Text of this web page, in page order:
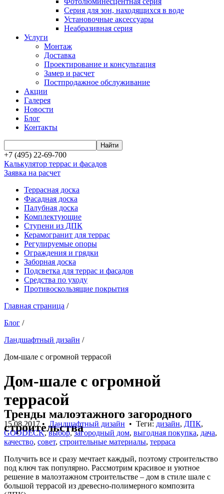
Серия для зон, находящихся в воде
Установочные аксессуары
Неабразивная серия
Услуги
Монтаж
Доставка
Проектирование и консультация
Замер и расчет
Постпродажное обслуживание
Акции
Галерея
Новости
Блог
Контакты
+7 (495) 22-69-700
Калькулятор террас и фасадов
Заявка на расчет
Террасная доска
Фасадная доска
Палубная доска
Комплектующие
Ступени из ДПК
Керамогранит для террас
Регулируемые опоры
Ограждения и грядки
Заборная доска
Подсветка для террас и фасадов
Средства по уходу
Противоскользящие покрытия
Главная страница /
Блог /
Ландшафтный дизайн /
Дом-шале с огромной террасой
Дом-шале с огромной
террасой
Тренды малоэтажного загородного
строительства
15.08.2017 • Ландшафтный дизайн • Теги: дизайн, ДПК,
GOODECK,выбор,загородный дом, выгодная покупка, дача,
качество, совет, строительные материалы, терраса
Получить все и сразу мечтает каждый, поэтому строительство
под ключ так популярно. Рассмотрим красивое и уютное
решение в малоэтажном строительстве – дом в стиле шале с
большой террасой из древесно-полимерного композита